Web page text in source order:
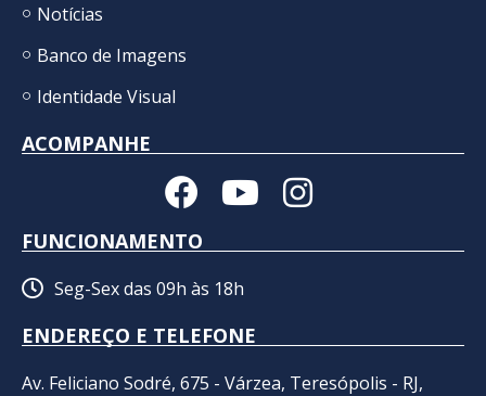
Notícias
Banco de Imagens
Identidade Visual
ACOMPANHE
FUNCIONAMENTO
Seg-Sex das 09h às 18h
ENDEREÇO E TELEFONE
Av. Feliciano Sodré, 675 - Várzea, Teresópolis - RJ,